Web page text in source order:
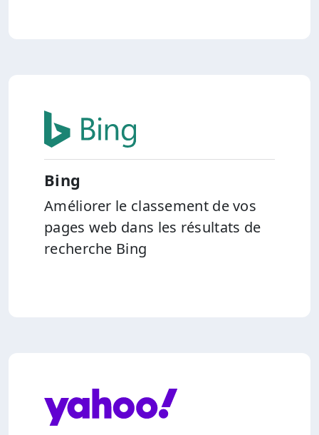
Bing
Améliorer le classement de vos
pages web dans les résultats de
recherche Bing